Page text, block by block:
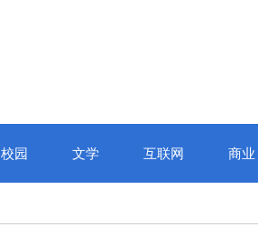
校园 文学 互联网 商业